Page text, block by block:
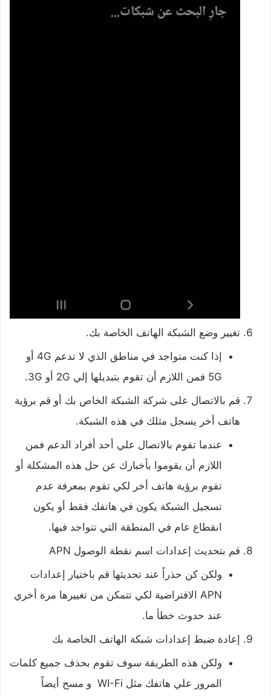
تغيير وضع الشبكة الهاتف الخاصة بك.
إذا كنت متواجد في مناطق الذي لا تدعم 4G أو
5G فمن اللازم أن تقوم بتبديلها إلي 2G أو 3G.
قم بالاتصال على شركة الشبكة الخاص بك أو قم برؤية
هاتف أخر يسجل مثلك في هذه الشبكة.
عندما تقوم بالاتصال علي أحد أفراد الدعم فمن
اللازم أن يقوموا بأخبارك عن حل هذه المشكلة أو
تقوم برؤية هاتف أخر لكي تقوم بمعرفة عدم
تسجيل الشبكة يكون في هاتفك فقط أو يكون
انقطاع عام في المنطقة التي تتواجد فيها.
قم بتحديث إعدادات اسم نقطة الوصول APN
ولكن كن حذراً عند تحديثها قم باختيار إعدادات
APN الافتراضية لكي تتمكن من تغييرها مرة أخري
عند حدوث خطأ ما.
إعادة ضبط إعدادات شبكة الهاتف الخاصة بك
ولكن هذه الطريقة سوف تقوم بحذف جميع كلمات
المرور علي هاتفك مثل WI-Fi و مسح أيضاً